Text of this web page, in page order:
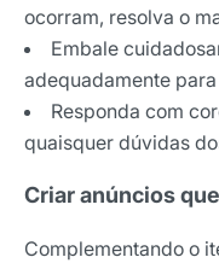
ocorram, resolva o
Embale
adequadamente
Responda com
quaisquer dúvidas
Criar anúncios
Complementando o